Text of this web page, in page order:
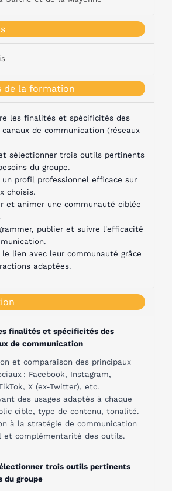
de la formation
les finalités et spécificités des
canaux de communication (réseaux
sélectionner trois outils pertinents
du groupe.
un profil professionnel efficace sur
choisis.
et animer une communauté ciblée
.
publier et suivre l'efficacité
.
lien avec leur communauté grâce
adaptées.
finalités et spécificités des
de communication
et comparaison des principaux
: Facebook, Instagram,
X (ex-Twitter), etc.
des usages adaptés à chaque
cible, type de contenu, tonalité.
à la stratégie de communication
et complémentarité des outils.
trois outils pertinents
du groupe